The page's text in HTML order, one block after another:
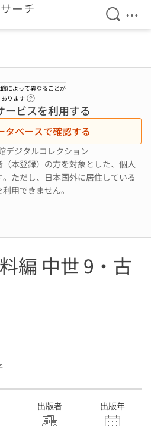
検索を
メ
によって異なることが
あります
ービスを利用する
タベースで確認する
デジタルコレクション
本登録）の方を対象とした、個人
ただし、日本国外に居住している
用できません。
編 中世 9・古
出版者 出版年